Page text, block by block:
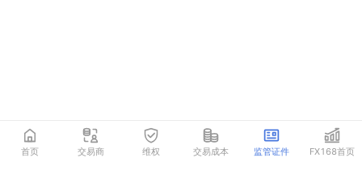
首页 交易商 维权 交易成本 监管证件 FX168首页